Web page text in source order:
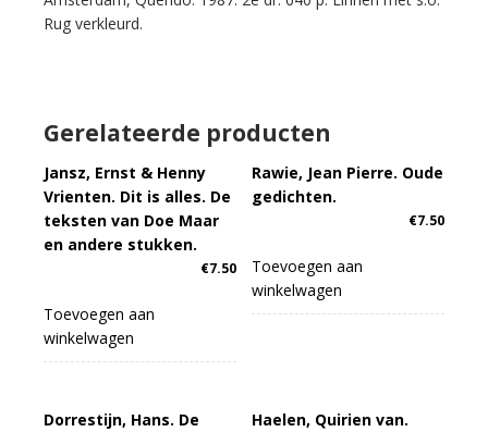
Rug verkleurd.
Gerelateerde producten
Jansz, Ernst & Henny
Vrienten. Dit is alles. De
teksten van Doe Maar
en andere stukken.
€7.50
Toevoegen aan
winkelwagen
Rawie, Jean Pierre. Oude
gedichten.
€7.50
Toevoegen aan
winkelwagen
Dorrestijn, Hans. De
Haelen, Quirien van.